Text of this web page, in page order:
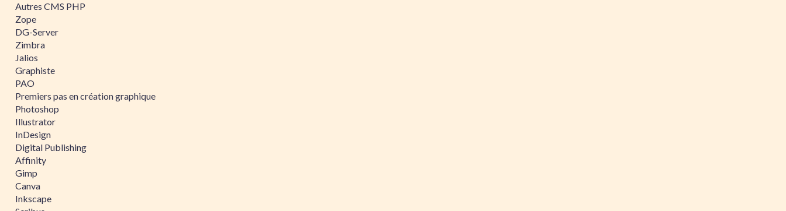
Autres CMS PHP
Zope
DG-Server
Zimbra
Jalios
Graphiste
PAO
Premiers pas en création graphique
Photoshop
Illustrator
InDesign
Digital Publishing
Affinity
Gimp
Canva
Inkscape